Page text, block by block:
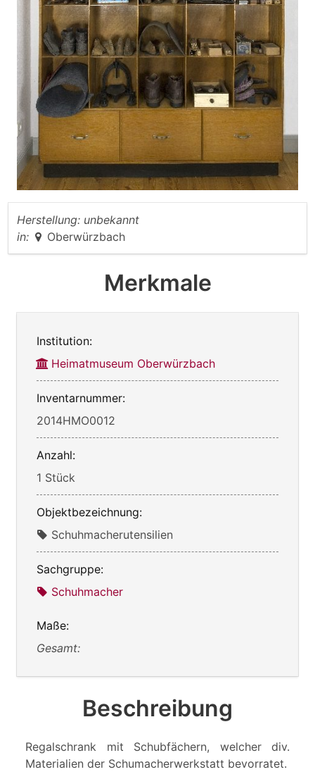
Herstellung: unbekannt
in:
Oberwürzbach
Merkmale
Institution:
Heimatmuseum Oberwürzbach
Inventarnummer:
2014HMO0012
Anzahl:
1 Stück
Objektbezeichnung:
Schuhmacherutensilien
Sachgruppe:
Schuhmacher
Maße:
Gesamt:
Beschreibung
Regalschrank mit Schubfächern, welcher div.
Materialien der Schumacherwerkstatt bevorratet.